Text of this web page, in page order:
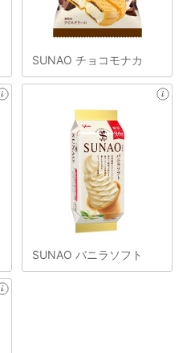
SUNAO チョコモナカ
SUNAO バニラソフト